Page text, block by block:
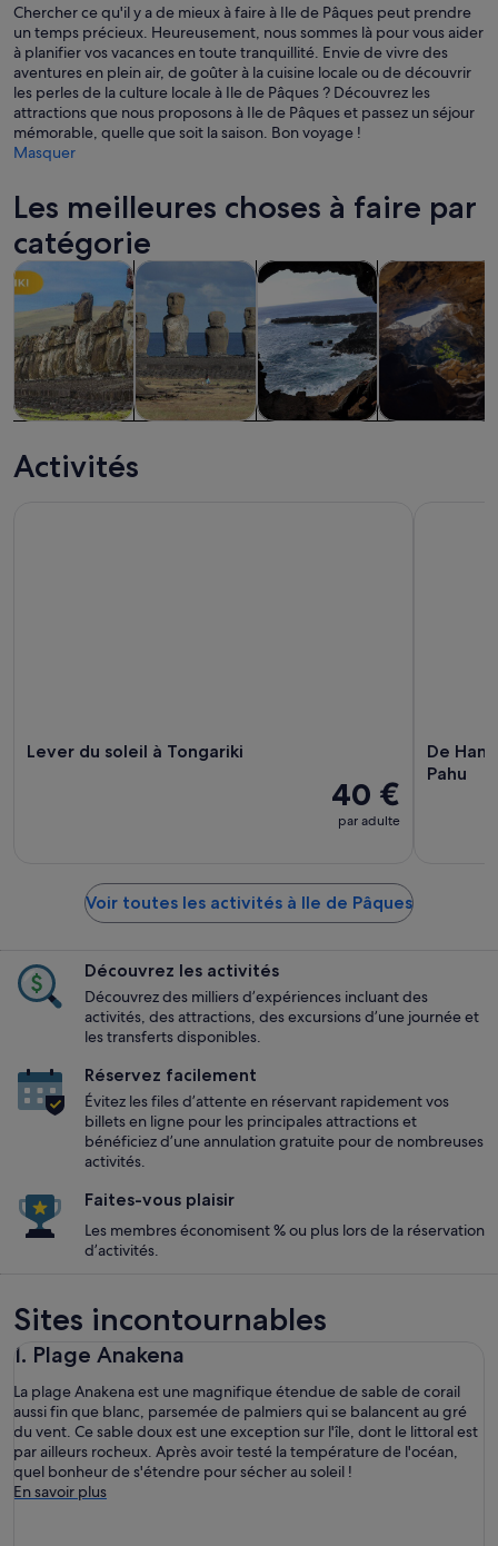
Chercher ce qu'il y a de mieux à faire à Ile de Pâques peut prendre
un temps précieux. Heureusement, nous sommes là pour vous aider
à planifier vos vacances en toute tranquillité. Envie de vivre des
aventures en plein air, de goûter à la cuisine locale ou de découvrir
les perles de la culture locale à Ile de Pâques ? Découvrez les
attractions que nous proposons à Ile de Pâques et passez un séjour
mémorable, quelle que soit la saison. Bon voyage !
Masquer
Les meilleures choses à faire par
catégorie
journée et
excursions
Visites d’une journée et excursionsS’ouvre dans un nouvel
Histoire et cultureS’ouvre dans un nouvel
Visites privées etAventure et
Activités
Lever du soleil à Tongariki
40 €
par adulte
De
Pahu
Voir toutes les activités à Ile de Pâques
Découvrez les activités
Découvrez des milliers d’expériences incluant des
activités, des attractions, des excursions d’une journée et
les transferts disponibles.
Réservez facilement
Évitez les files d’attente en réservant rapidement vos
billets en ligne pour les principales attractions et
bénéficiez d’une annulation gratuite pour de nombreuses
activités.
Faites-vous plaisir
Les membres économisent % ou plus lors de la réservation
d’activités.
Sites incontournables
1. Plage Anakena
La plage Anakena est une magnifique étendue de sable de corail
aussi fin que blanc, parsemée de palmiers qui se balancent au gré
du vent. Ce sable doux est une exception sur l'île, dont le littoral est
par ailleurs rocheux. Après avoir testé la température de l'océan,
quel bonheur de s'étendre pour sécher au soleil !
En savoir plus